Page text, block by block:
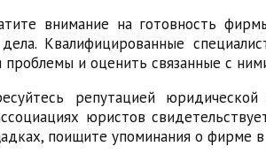
внимание на готовность
Квалифицированные
и оценить связанные с
репутацией
юристов
поищите упоминания о фирме